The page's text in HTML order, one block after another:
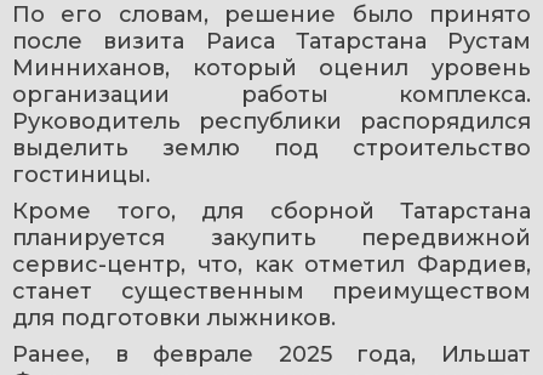
По его словам, решение было принято
после визита Раиса Татарстана Рустам
Минниханов, который оценил уровень
организации работы комплекса.
Руководитель республики распорядился
выделить землю под строительство
гостиницы.
Кроме того, для сборной Татарстана
планируется закупить передвижной
сервис-центр, что, как отметил Фардиев,
станет существенным преимуществом
для подготовки лыжников.
Ранее, в феврале 2025 года, Ильшат